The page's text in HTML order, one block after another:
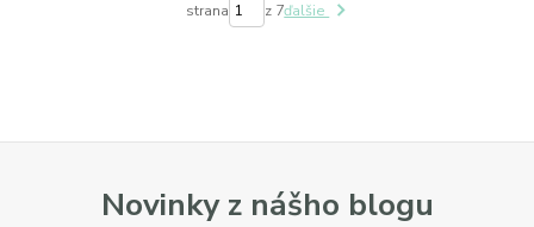
strana z 7ďalšie
Novinky z nášho blogu